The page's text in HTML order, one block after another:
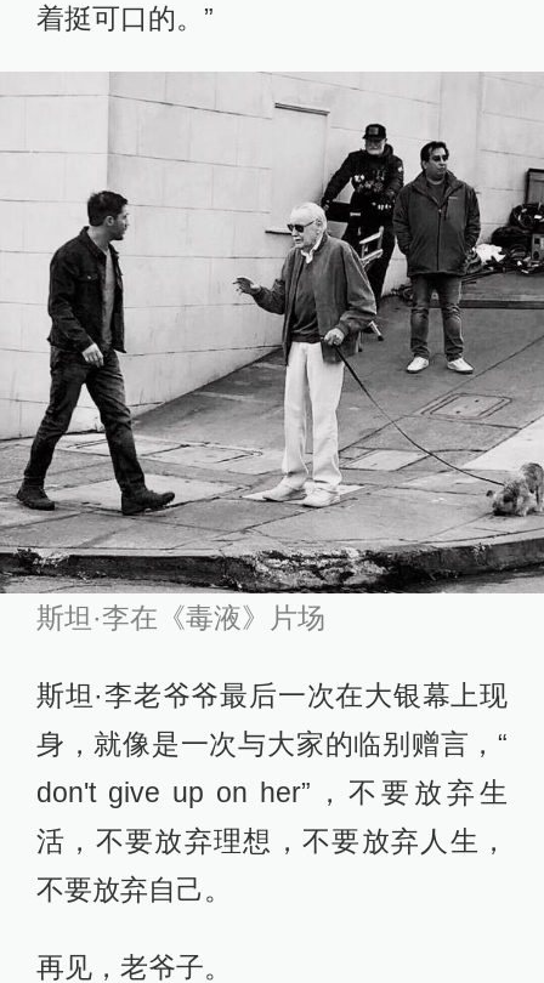
着挺可口的。”
斯坦·李在《毒液》片场
斯坦·李老爷爷最后一次在大银幕上现
身，就像是一次与大家的临别赠言，“
don't give up on her”，不要放弃生
活，不要放弃理想，不要放弃人生，
不要放弃自己。
再见，老爷子。